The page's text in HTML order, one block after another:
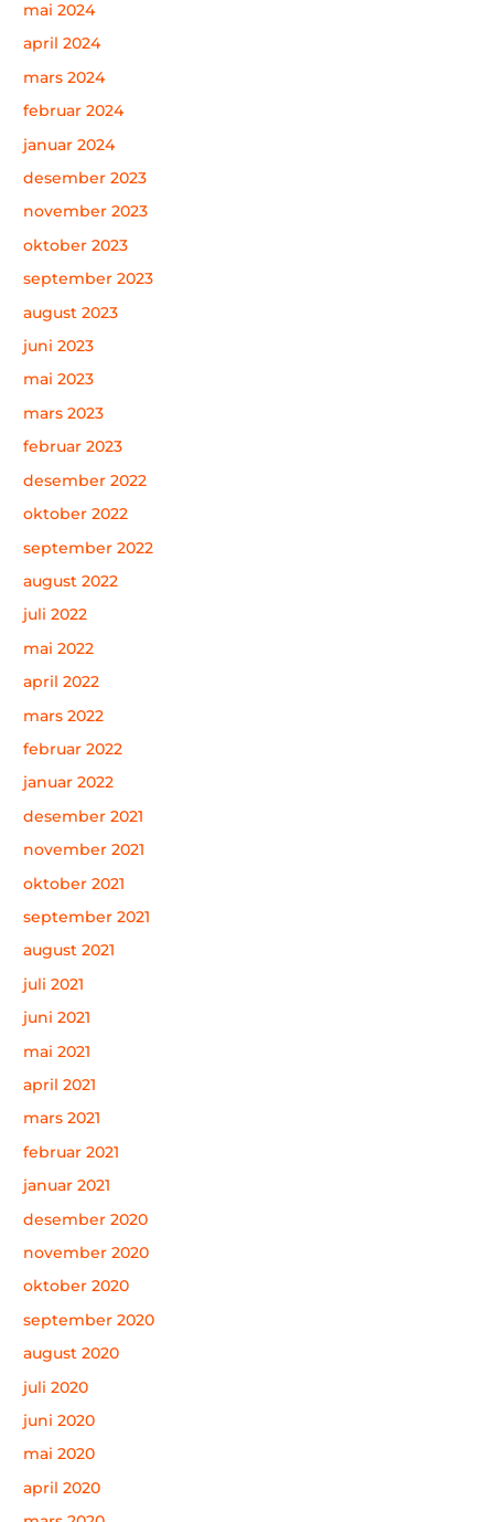
mai 2024
april 2024
mars 2024
februar 2024
januar 2024
desember 2023
november 2023
oktober 2023
september 2023
august 2023
juni 2023
mai 2023
mars 2023
februar 2023
desember 2022
oktober 2022
september 2022
august 2022
juli 2022
mai 2022
april 2022
mars 2022
februar 2022
januar 2022
desember 2021
november 2021
oktober 2021
september 2021
august 2021
juli 2021
juni 2021
mai 2021
april 2021
mars 2021
februar 2021
januar 2021
desember 2020
november 2020
oktober 2020
september 2020
august 2020
juli 2020
juni 2020
mai 2020
april 2020